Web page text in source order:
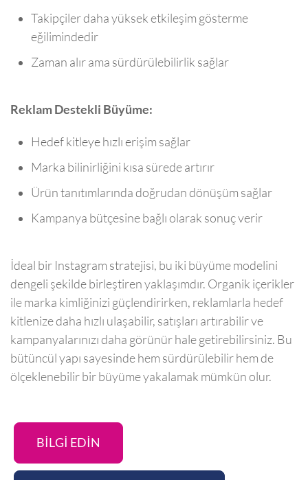
Takipçiler daha yüksek etkileşim gösterme
eğilimindedir
Zaman alır ama sürdürülebilirlik sağlar
Reklam Destekli Büyüme:
Hedef kitleye hızlı erişim sağlar
Marka bilinirliğini kısa sürede artırır
Ürün tanıtımlarında doğrudan dönüşüm sağlar
Kampanya bütçesine bağlı olarak sonuç verir
İdeal bir Instagram stratejisi, bu iki büyüme modelini
dengeli şekilde birleştiren yaklaşımdır. Organik içerikler
ile marka kimliğinizi güçlendirirken, reklamlarla hedef
kitlenize daha hızlı ulaşabilir, satışları artırabilir ve
kampanyalarınızı daha görünür hale getirebilirsiniz. Bu
bütüncül yapı sayesinde hem sürdürülebilir hem de
ölçeklenebilir bir büyüme yakalamak mümkün olur.
BİLGİ EDİN